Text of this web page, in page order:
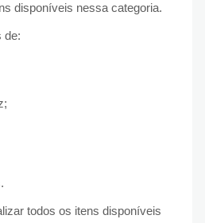
disponíveis nessa categoria.
de:
todos os itens disponíveis